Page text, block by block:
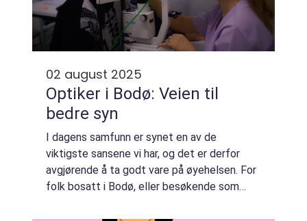
02 august 2025
Optiker i Bodø: Veien til
bedre syn
I dagens samfunn er synet en av de
viktigste sansene vi har, og det er derfor
avgjørende å ta godt vare på øyehelsen. For
folk bosatt i Bodø, eller besøkende som